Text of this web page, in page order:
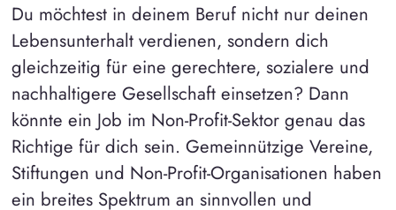
Du möchtest in deinem Beruf nicht nur deinen
Lebensunterhalt verdienen, sondern dich
gleichzeitig für eine gerechtere, sozialere und
nachhaltigere Gesellschaft einsetzen? Dann
könnte ein Job im Non-Profit-Sektor genau das
Richtige für dich sein. Gemeinnützige Vereine,
Stiftungen und Non-Profit-Organisationen haben
ein breites Spektrum an sinnvollen und